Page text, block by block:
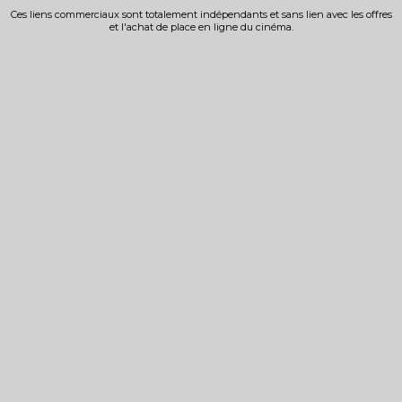
Ces liens commerciaux sont totalement indépendants et sans lien avec les offres
et l'achat de place en ligne du cinéma.